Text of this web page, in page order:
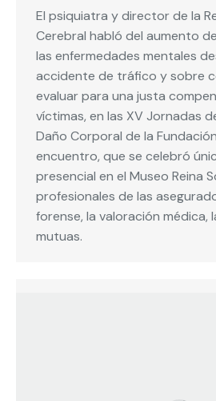
El psiquiatra y director de la
Cerebral habló del aumento
las enfermedades mentales
accidente de tráfico y sobre
evaluar para una justa
víctimas, en las XV Jornadas
Daño Corporal de la
encuentro, que se celebró
presencial en el Museo Reina
profesionales de las
forense, la valoración médica,
mutuas.